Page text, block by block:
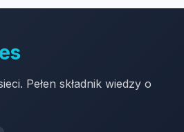
Pełen składnik wiedzy o